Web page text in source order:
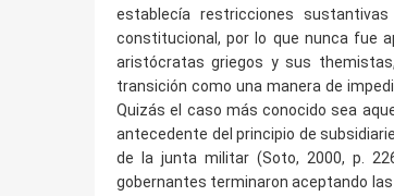
establecía restricciones
constitucional, por lo que nunca fue
aristócratas griegos y sus
transición como una manera de
Quizás el caso más conocido sea
antecedente del principio de
de la junta militar (Soto, 2000, p.
gobernantes terminaron aceptando